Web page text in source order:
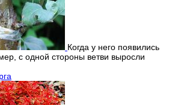
Когда у него появились
с одной стороны ветви выросли